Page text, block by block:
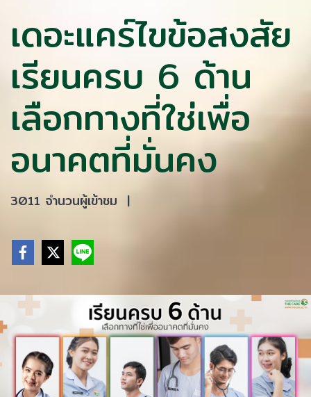
เดอะแคร์ไขข้อสงสัย
เรียนครบ 6 ด้าน
เลือกทางที่ใช่เพื่อ
อนาคตที่มั่นคง
3011 จำนวนผู้เข้าชม |